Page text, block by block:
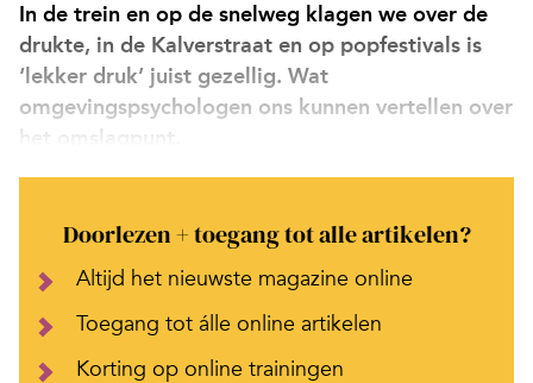
In de trein en op de snelweg klagen we over de
drukte, in de Kalverstraat en op popfestivals is
‘lekker druk’ juist gezellig. Wat
omgevingspsychologen ons kunnen vertellen over
het omslagpunt.
Doorlezen + toegang tot alle artikelen?
Altijd het nieuwste magazine online
Toegang tot álle online artikelen
Korting op online trainingen